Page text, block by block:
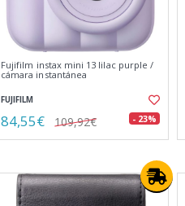
Fujifilm instax mini 13 lilac purple /
cámara instantánea
FUJIFILM
84,55€ 109,92€ - 23%